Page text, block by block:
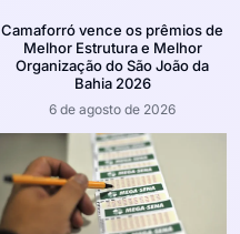
Camaforró vence os prêmios de
Melhor Estrutura e Melhor
Organização do São João da
Bahia 2026
6 de agosto de 2026